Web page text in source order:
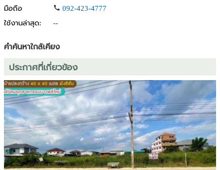
มือถือ
092-423-4777
ใช้งานล่าสุด:
--
คำค้นหาใกล้เคียง
ประกาศที่เกี่ยวข้อง